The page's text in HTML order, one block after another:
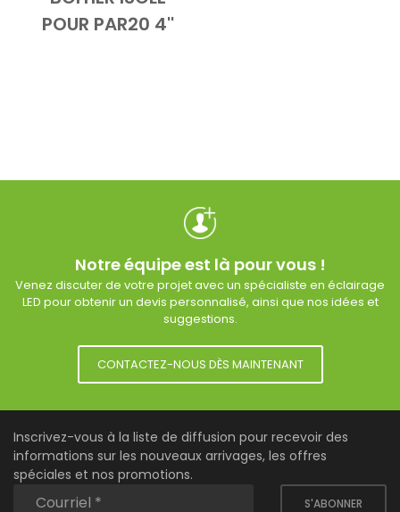
Add to CartVue d'ensemble
POUR PAR20 4''
Notre équipe est là pour vous !
Venez discuter de votre projet avec un spécialiste en éclairage
LED pour obtenir un devis personnalisé, ainsi que nos idées et
suggestions.
CONTACTEZ-NOUS DÈS MAINTENANT
Inscrivez-vous à la liste de diffusion pour recevoir des
informations sur les nouveaux arrivages, les offres
spéciales et nos promotions.
S'ABONNER